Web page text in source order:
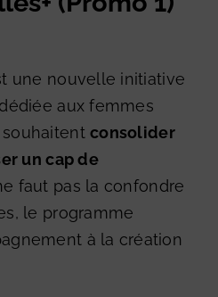
une nouvelle initiative
aux femmes
souhaitentconsolider
un cap de
faut pas la confondre
le programme
à la création